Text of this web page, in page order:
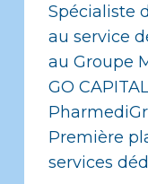
Spécialiste
au service
au Groupe
GO
Première
services